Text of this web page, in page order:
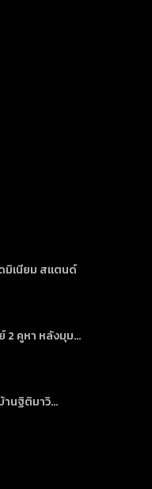
มิเนียม สแตนด์
2 คูหา หลังมุม...
านฐิติมาวิ...